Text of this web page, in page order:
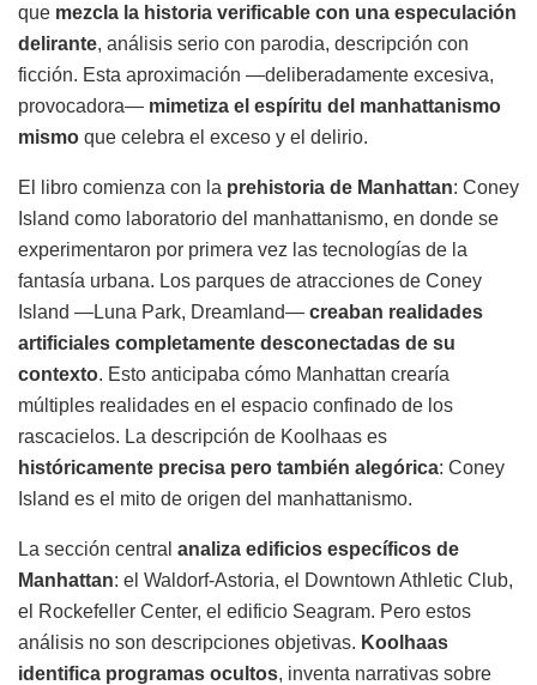
que mezcla la historia verificable con una especulación
delirante, análisis serio con parodia, descripción con
ficción. Esta aproximación —deliberadamente excesiva,
provocadora— mimetiza el espíritu del manhattanismo
mismo que celebra el exceso y el delirio.
El libro comienza con la prehistoria de Manhattan: Coney
Island como laboratorio del manhattanismo, en donde se
experimentaron por primera vez las tecnologías de la
fantasía urbana. Los parques de atracciones de Coney
Island —Luna Park, Dreamland— creaban realidades
artificiales completamente desconectadas de su
contexto. Esto anticipaba cómo Manhattan crearía
múltiples realidades en el espacio confinado de los
rascacielos. La descripción de Koolhaas es
históricamente precisa pero también alegórica: Coney
Island es el mito de origen del manhattanismo.
La sección central analiza edificios específicos de
Manhattan: el Waldorf-Astoria, el Downtown Athletic Club,
el Rockefeller Center, el edificio Seagram. Pero estos
análisis no son descripciones objetivas. Koolhaas
identifica programas ocultos, inventa narrativas sobre